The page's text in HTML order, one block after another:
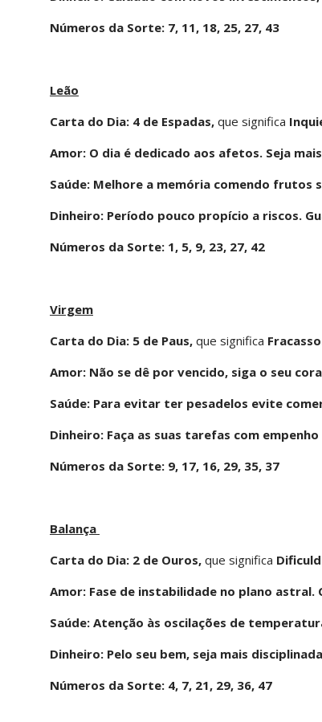
Números da Sorte: 7, 11, 18, 25, 27, 43
Leão
Carta do Dia: 4 de Espadas, que significa
Amor: O dia é dedicado aos afetos. Seja
Saúde: Melhore a memória comendo frutos
Dinheiro: Período pouco propício a riscos.
Números da Sorte: 1, 5, 9, 23, 27, 42
Virgem
Carta do Dia: 5 de Paus, que significa
Amor: Não se dê por vencido, siga o seu
Saúde: Para evitar ter pesadelos evite
Dinheiro: Faça as suas tarefas com
Números da Sorte: 9, 17, 16, 29, 35, 37
Balança
Carta do Dia: 2 de Ouros, que significa
Amor: Fase de instabilidade no plano
Saúde: Atenção às oscilações de
Dinheiro: Pelo seu bem, seja mais
Números da Sorte: 4, 7, 21, 29, 36, 47